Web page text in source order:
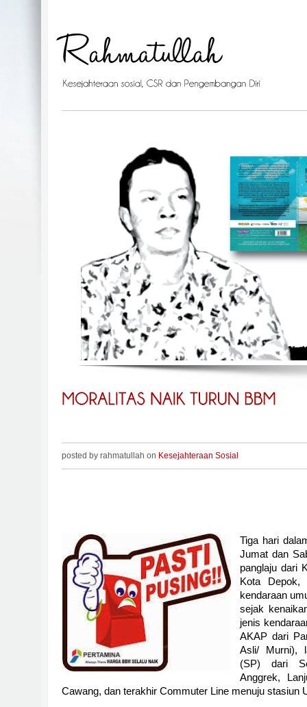
posted by rahmatullah on Kesejahteraan Sosial
Tiga hari
Jumat dan
panglaju dari
Kota Depok,
kendaraan
sejak
jenis
AKAP dari
Asli/ Murni),
(SP) dari
Anggrek,
Cawang, dan terakhir Commuter Line menuju stasiun